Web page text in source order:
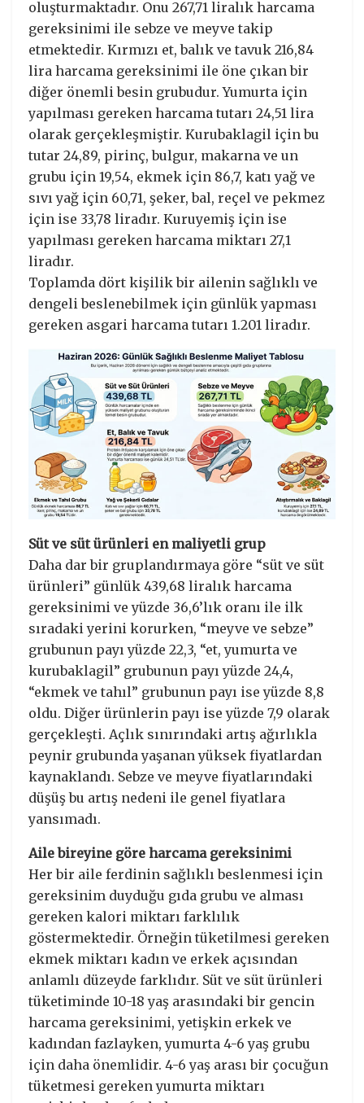
oluşturmaktadır. Onu 267,71 liralık harcama
gereksinimi ile sebze ve meyve takip
etmektedir. Kırmızı et, balık ve tavuk 216,84
lira harcama gereksinimi ile öne çıkan bir
diğer önemli besin grubudur. Yumurta için
yapılması gereken harcama tutarı 24,51 lira
olarak gerçekleşmiştir. Kurubaklagil için bu
tutar 24,89, pirinç, bulgur, makarna ve un
grubu için 19,54, ekmek için 86,7, katı yağ ve
sıvı yağ için 60,71, şeker, bal, reçel ve pekmez
için ise 33,78 liradır. Kuruyemiş için ise
yapılması gereken harcama miktarı 27,1
liradır.
Toplamda dört kişilik bir ailenin sağlıklı ve
dengeli beslenebilmek için günlük yapması
gereken asgari harcama tutarı 1.201 liradır.
Süt ve süt ürünleri en maliyetli grup
Daha dar bir gruplandırmaya göre “süt ve süt
ürünleri” günlük 439,68 liralık harcama
gereksinimi ve yüzde 36,6’lık oranı ile ilk
sıradaki yerini korurken, “meyve ve sebze”
grubunun payı yüzde 22,3, “et, yumurta ve
kurubaklagil” grubunun payı yüzde 24,4,
“ekmek ve tahıl” grubunun payı ise yüzde 8,8
oldu. Diğer ürünlerin payı ise yüzde 7,9 olarak
gerçekleşti. Açlık sınırındaki artış ağırlıkla
peynir grubunda yaşanan yüksek fiyatlardan
kaynaklandı. Sebze ve meyve fiyatlarındaki
düşüş bu artış nedeni ile genel fiyatlara
yansımadı.
Aile bireyine göre harcama gereksinimi
Her bir aile ferdinin sağlıklı beslenmesi için
gereksinim duyduğu gıda grubu ve alması
gereken kalori miktarı farklılık
göstermektedir. Örneğin tüketilmesi gereken
ekmek miktarı kadın ve erkek açısından
anlamlı düzeyde farklıdır. Süt ve süt ürünleri
tüketiminde 10-18 yaş arasındaki bir gencin
harcama gereksinimi, yetişkin erkek ve
kadından fazlayken, yumurta 4-6 yaş grubu
için daha önemlidir. 4-6 yaş arası bir çocuğun
tüketmesi gereken yumurta miktarı